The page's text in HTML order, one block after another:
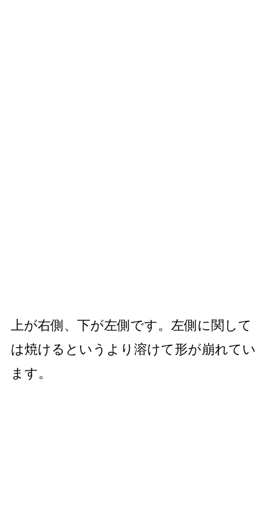
上が右側、下が左側です。左側に関して
は焼けるというより溶けて形が崩れてい
ます。